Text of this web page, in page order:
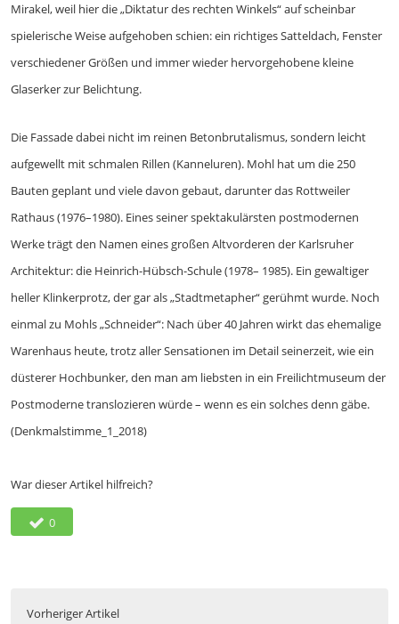
Mirakel, weil hier die „Diktatur des rechten Winkels“ auf scheinbar
spielerische Weise aufgehoben schien: ein richtiges Satteldach, Fenster
verschiedener Größen und immer wieder hervorgehobene kleine
Glaserker zur Belichtung.
Die Fassade dabei nicht im reinen Betonbrutalismus, sondern leicht
aufgewellt mit schmalen Rillen (Kanneluren). Mohl hat um die 250
Bauten geplant und viele davon gebaut, darunter das Rottweiler
Rathaus (1976–1980). Eines seiner spektakulärsten postmodernen
Werke trägt den Namen eines großen Altvorderen der Karlsruher
Architektur: die Heinrich-Hübsch-Schule (1978– 1985). Ein gewaltiger
heller Klinkerprotz, der gar als „Stadtmetapher“ gerühmt wurde. Noch
einmal zu Mohls „Schneider“: Nach über 40 Jahren wirkt das ehemalige
Warenhaus heute, trotz aller Sensationen im Detail seinerzeit, wie ein
düsterer Hochbunker, den man am liebsten in ein Freilichtmuseum der
Postmoderne translozieren würde – wenn es ein solches denn gäbe.
(Denkmalstimme_1_2018)
War dieser Artikel hilfreich?
0
Vorheriger Artikel